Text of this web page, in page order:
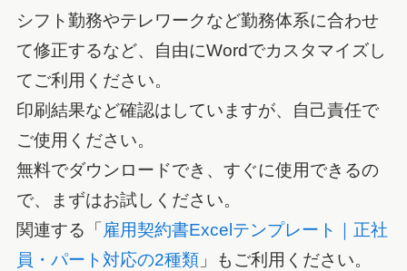
シフト勤務やテレワークなど勤務体系に合わせ
て修正するなど、自由にWordでカスタマイズし
てご利用ください。
印刷結果など確認はしていますが、自己責任で
ご使用ください。
無料でダウンロードでき、すぐに使用できるの
で、まずはお試しください。
関連する「 雇用契約書Excelテンプレート｜正社
員・パート対応の2種類」もご利用ください。